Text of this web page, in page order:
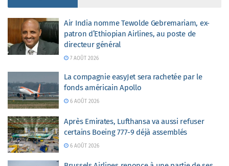
Air India nomme Tewolde Gebremariam, ex-
patron d’Ethiopian Airlines, au poste de
directeur général
7 AOÛT 2026
La compagnie easyJet sera rachetée par le
fonds américain Apollo
6 AOÛT 2026
Après Emirates, Lufthansa va aussi refuser
certains Boeing 777-9 déjà assemblés
6 AOÛT 2026